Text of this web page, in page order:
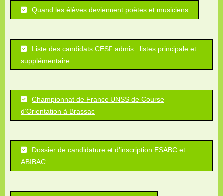
Quand les élèves deviennent poètes et musiciens
Liste des candidats CESF admis : listes principale et
supplémentaire
Championnat de France UNSS de Course
d’Orientation à Brassac
Dossier de candidature et d'inscription ESABC et
ABIBAC